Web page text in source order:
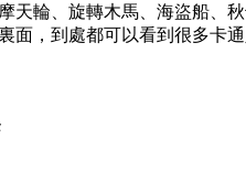
天輪、旋轉木馬、海盜船、
面，到處都可以看到很多卡通